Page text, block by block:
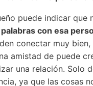
puede indicar que
con esa
conectar muy
amistad de puede
una relación. Solo
ya que las cosas